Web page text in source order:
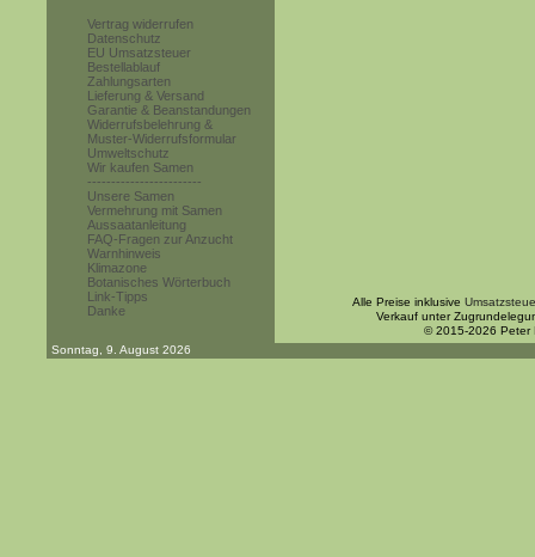
Vertrag widerrufen
Datenschutz
EU Umsatzsteuer
Bestellablauf
Zahlungsarten
Lieferung & Versand
Garantie & Beanstandungen
Widerrufsbelehrung &
Muster-Widerrufsformular
Umweltschutz
Wir kaufen Samen
------------------------
Unsere Samen
Vermehrung mit Samen
Aussaatanleitung
FAQ-Fragen zur Anzucht
Warnhinweis
Klimazone
Botanisches Wörterbuch
Link-Tipps
Danke
Alle Preise inklusive
Verkauf unter
© 2015-2026 Peter
Sonntag, 9. August 2026